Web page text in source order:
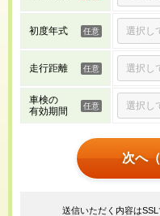
初度年式
走行距離
車検の
有効期間
次へ
送信いただく内容は